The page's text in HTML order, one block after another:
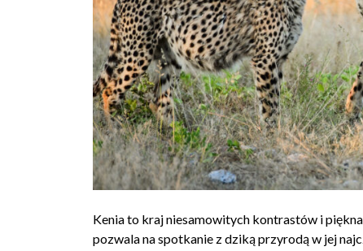
Kenia to kraj niesamowitych kontrastów i
pozwala na spotkanie z dziką przyrodą w jej